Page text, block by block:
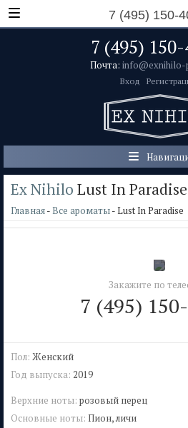
7 (495) 150-
7 (495)
Почта: info@exnihilo-
Вход
Ex Nihilo Lust In Paradise
Главная- Все ароматы- Lust In Paradise
Закажите по
7 (495)
Пол: Женский
Год выпуска: 2019
Верхние ноты: розовый перец
Основные ноты: Пион, личи